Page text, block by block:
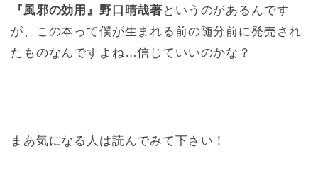
『風邪の効用』野口晴哉著 というのがあるんです
が、この本って僕が生まれる前の随分前に発売され
たものなんですよね…信じていいのかな？
まあ気になる人は読んでみて下さい！